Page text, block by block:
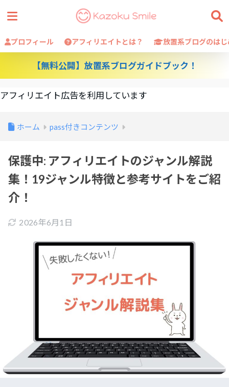
プロフィール アフィリエイトとは？ 放置系ブログのは
【無料公開】放置系ブログガイドブック！
アフィリエイト広告を利用しています
ホーム pass付きコンテンツ
保護中: アフィリエイトのジャンル解説
集！19ジャンル特徴と参考サイトをご紹
介！
2026年6月1日